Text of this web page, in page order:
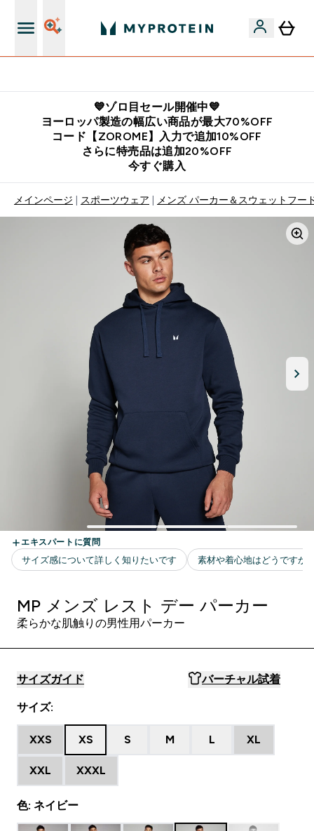
💙ゾロ目セール開催中💙
ヨーロッパ製造の幅広い商品が最大70%OFF
コード【ZOROME】入力で追加10%OFF
さらに特売品は追加20%OFF
今すぐ購入
メインページ スポーツウェア メンズ パーカー＆スウェットフー
MP メンズ レスト デー パーカー
柔らかな肌触りの男性用パーカー
サイズガイド バーチャル試着
サイズ:
XXS XS S M L XL
XXL XXXL
色: ネイビー